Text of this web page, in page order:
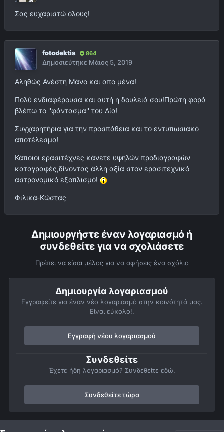
Σας ευχαριστώ όλους!
fotodektis 864
Δημοσιεύτηκε Μάιος 5, 2019
Αληθώς Ανέστη Μάνο και απο μένα!
Πολύ ενδιαφέρουσα και αυτή η δουλειά σου!Πρώτη φορά
βλέπω το ''φάντασμα'' του Δία!
Συγχαρητήρια για την προσπάθεια και το εντυπωσιακό
αποτέλεσμα!
Κάποιοι ερασιτέχνες κάνετε υψηλών προδιαγραφών
καταγραφές,δίνοντας άλλη αξία στον ερασιτεχνικό
αστρονομικό εξοπλισμό!
Φιλικά-Κώστας
Δημιουργήστε έναν λογαριασμό ή
συνδεθείτε για να σχολιάσετε
Πρέπει να είσαι μέλος για να αφήσεις ένα σχόλιο
Δημιουργία λογαριασμού
Εγγραφείτε για έναν νέο λογαριασμό στην κοινότητά μας.
Είναι εύκολο!.
Εγγραφή νέου λογαριασμού
Συνδεθείτε
Έχετε ήδη λογαριασμό? Συνδεθείτε εδώ.
Συνδεθείτε τώρα